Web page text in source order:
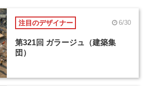
注目のデザイナー 6/30
第321回 ガラージュ（建築集
団）